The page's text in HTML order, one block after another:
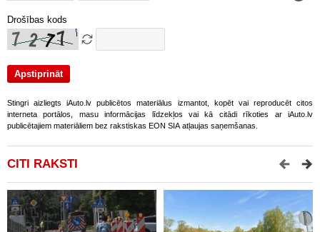
Drošības kods
Stingri aizliegts iAuto.lv publicētos materiālus izmantot, kopēt vai reproducēt citos
interneta portālos, masu informācijas līdzekļos vai kā citādi rīkoties ar iAuto.lv
publicētajiem materiāliem bez rakstiskas EON SIA atļaujas saņemšanas.
CITI RAKSTI